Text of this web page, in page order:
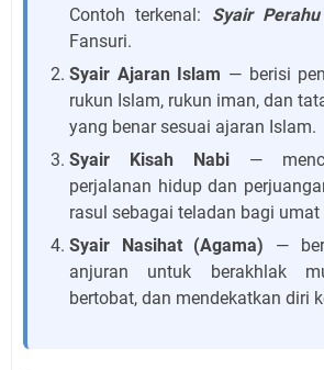
Contoh terkenal: Syair Perahu
Fansuri.
Syair Ajaran Islam — berisi
rukun Islam, rukun iman, dan
yang benar sesuai ajaran Islam.
Syair Kisah Nabi —
perjalanan hidup dan
rasul sebagai teladan bagi
Syair Nasihat (Agama) —
anjuran untuk berakhlak
bertobat, dan mendekatkan diri